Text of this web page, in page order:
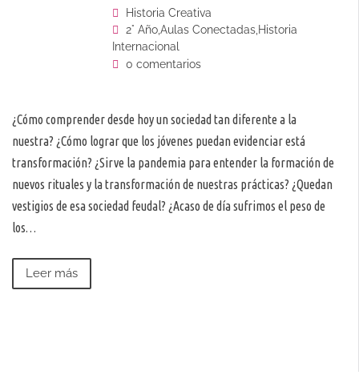
Historia Creativa
2° Año,Aulas Conectadas,Historia
Internacional
0 comentarios
¿Cómo comprender desde hoy un sociedad tan diferente a la
nuestra? ¿Cómo lograr que los jóvenes puedan evidenciar está
transformación? ¿Sirve la pandemia para entender la formación de
nuevos rituales y la transformación de nuestras prácticas? ¿Quedan
vestigios de esa sociedad feudal? ¿Acaso de día sufrimos el peso de
los…
Leer más